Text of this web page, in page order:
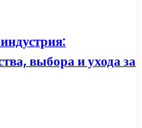
выбора и ухода за